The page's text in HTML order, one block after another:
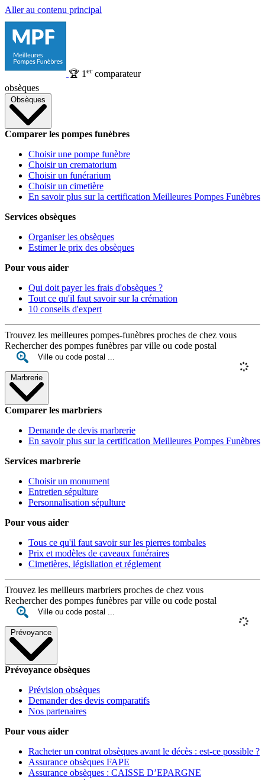
Aller au contenu principal
🏆 1 ercomparateur
obsèques
Obsèques
Comparer les pompes funèbres
Choisir une pompe funèbre
Choisir un crematorium
Choisir un funérarium
Choisir un cimetière
En savoir plus sur la certification Meilleures Pompes Funèbres
Services obsèques
Organiser les obsèques
Estimer le prix des obsèques
Pour vous aider
Qui doit payer les frais d'obsèques ?
Tout ce qu'il faut savoir sur la crémation
10 conseils d'expert
Trouvez les meilleures pompes-funèbres proches de chez vous
Rechercher des pompes funèbres par ville ou code postal
Marbrerie
Comparer les marbriers
Demande de devis marbrerie
En savoir plus sur la certification Meilleures Pompes Funèbres
Services marbrerie
Choisir un monument
Entretien sépulture
Personnalisation sépulture
Pour vous aider
Tous ce qu'il faut savoir sur les pierres tombales
Prix et modèles de caveaux funéraires
Cimetières, législiation et réglement
Trouvez les meilleurs marbriers proches de chez vous
Rechercher des pompes funèbres par ville ou code postal
Prévoyance
Prévoyance obsèques
Prévision obsèques
Demander des devis comparatifs
Nos partenaires
Pour vous aider
Racheter un contrat obsèques avant le décès : est-ce possible ?
Assurance obsèques FAPE
Assurance obsèques : CAISSE D’EPARGNE